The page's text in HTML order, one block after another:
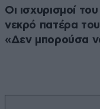
Οι ισχυρισμοί
νεκρό πατέρα
«Δεν μπορούσα